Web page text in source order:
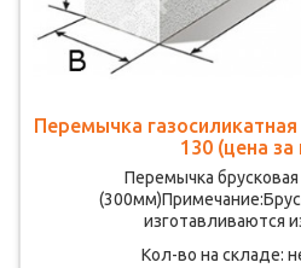
Перемычка
130 (цена за
Перемычка
изготавливаются
Кол-во на складе: